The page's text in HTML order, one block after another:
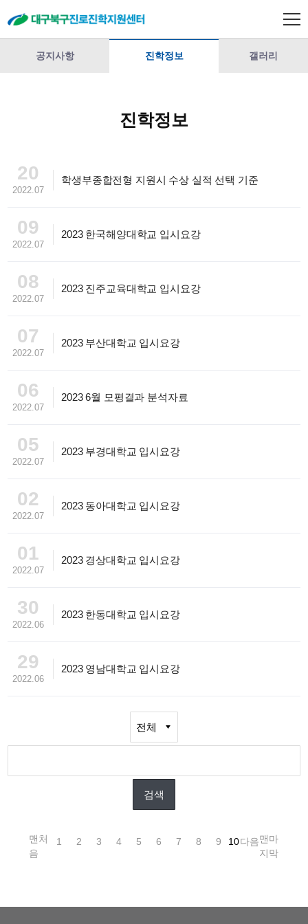
공지사항 진학정보 갤러리
진학정보
20
2022.07
학생부종합전형 지원시 수상 실적 선택 기준
09
2022.07
2023 한국해양대학교 입시요강
08
2022.07
2023 진주교육대학교 입시요강
07
2022.07
2023 부산대학교 입시요강
06
2022.07
2023 6월 모평결과 분석자료
05
2022.07
2023 부경대학교 입시요강
02
2022.07
2023 동아대학교 입시요강
01
2022.07
2023 경상대학교 입시요강
30
2022.06
2023 한동대학교 입시요강
29
2022.06
2023 영남대학교 입시요강
맨처
음
1 2 3 4 5 6 7 8 9 10다음맨마
지막